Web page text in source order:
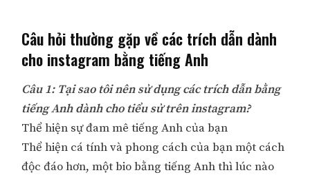
Câu hỏi thường gặp về các trích dẫn dành
cho instagram bằng tiếng Anh
Câu 1: Tại sao tôi nên sử dụng các trích dẫn bằng
tiếng Anh dành cho tiểu sử trên instagram?
Thể hiện sự đam mê tiếng Anh của bạn
Thể hiện cá tính và phong cách của bạn một cách
độc đáo hơn, một bio bằng tiếng Anh thì lúc nào